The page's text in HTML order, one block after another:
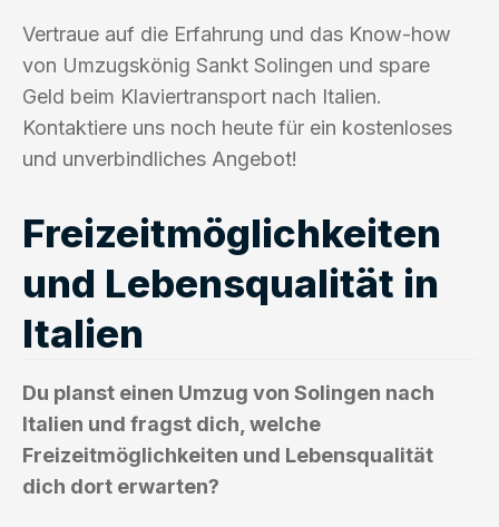
Vertraue auf die Erfahrung und das Know-how
von Umzugskönig Sankt Solingen und spare
Geld beim Klaviertransport nach Italien.
Kontaktiere uns noch heute für ein kostenloses
und unverbindliches Angebot!
Freizeitmöglichkeiten
und Lebensqualität in
Italien
Du planst einen Umzug von Solingen nach
Italien und fragst dich, welche
Freizeitmöglichkeiten und Lebensqualität
dich dort erwarten?